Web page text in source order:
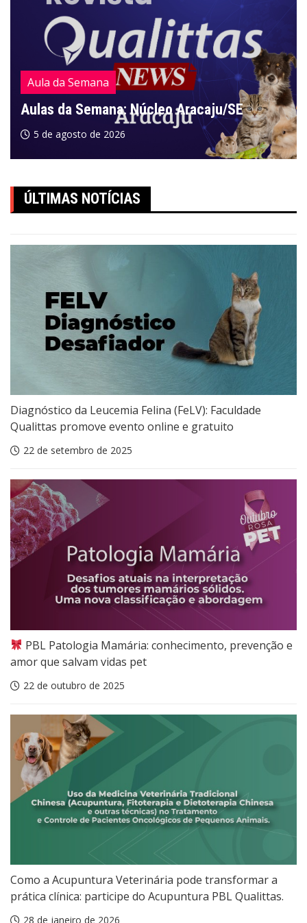
Aula da Semana
Aulas da Semana: Núcleo Aracaju/SE
5 de agosto de 2026
ÚLTIMAS NOTÍCIAS
Diagnóstico da Leucemia Felina (FeLV): Faculdade
Qualittas promove evento online e gratuito
22 de setembro de 2025
PBL Patologia Mamária: conhecimento, prevenção e
amor que salvam vidas pet
22 de outubro de 2025
Como a Acupuntura Veterinária pode transformar a
prática clínica: participe do Acupuntura PBL Qualittas.
28 de janeiro de 2026